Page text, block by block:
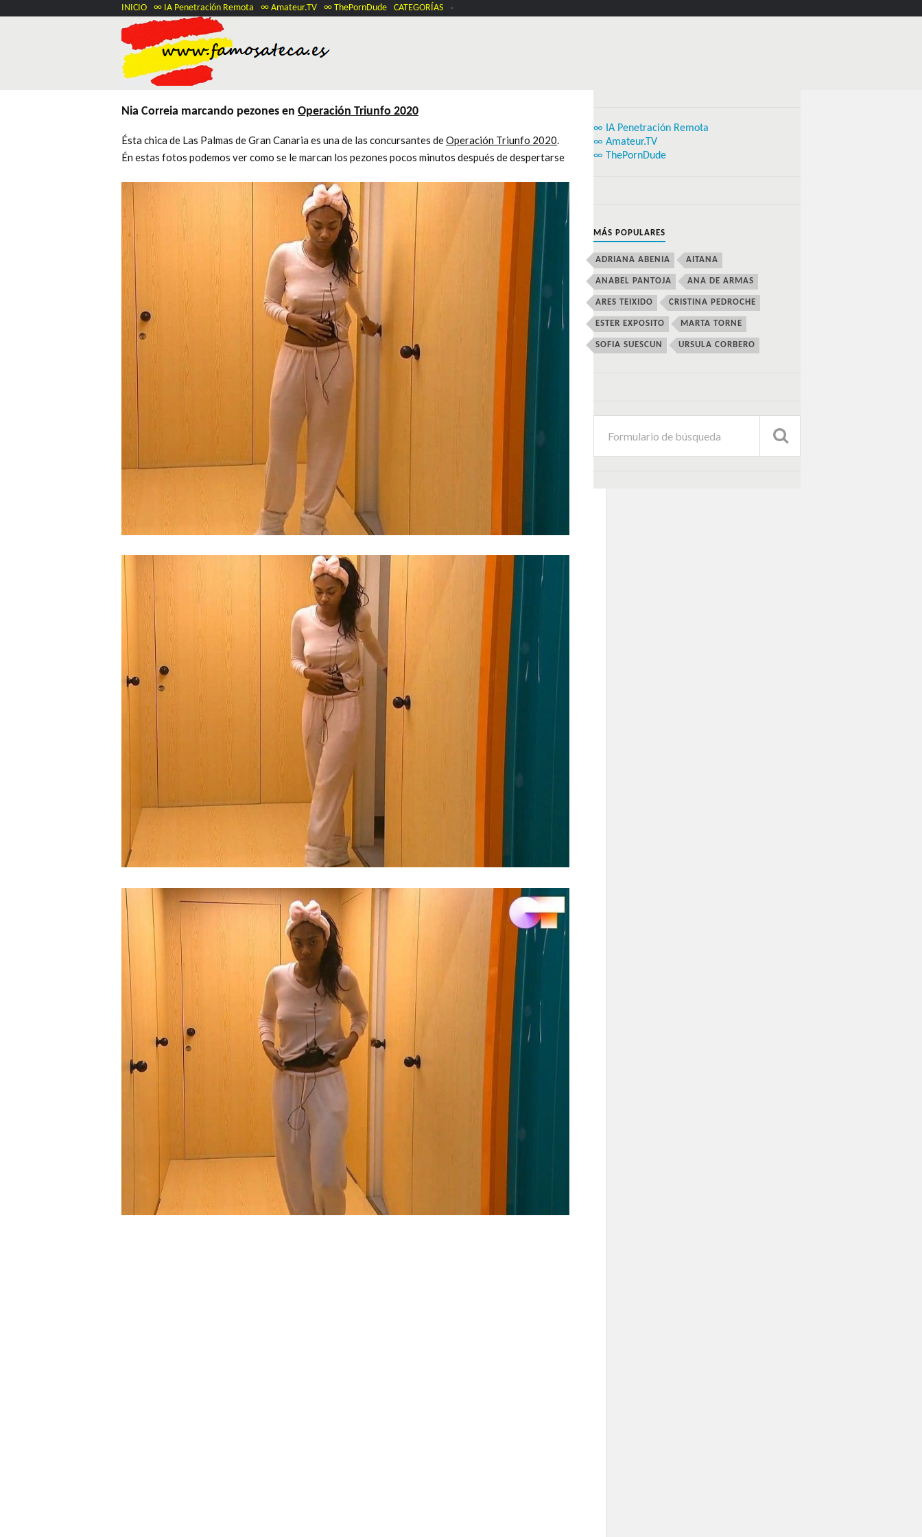
INICIO ∞ IA Penetración Remota ∞ Amateur.TV ∞ ThePornDude CATEGORÍAS
Nia Correia marcando pezones en Operación Triunfo 2020
Ésta chica de Las Palmas de Gran Canaria es una de las concursantes deOperación Triunfo 2020.
Én estas fotos podemos ver como se le marcan los pezones pocos minutos después de despertarse
∞ IA Penetración Remota
∞ Amateur.TV
∞ ThePornDude
MÁS POPULARES
ADRIANA ABENIA AITANA
ANABEL PANTOJA ANA DE ARMAS
ARES TEIXIDO CRISTINA PEDROCHE
ESTER EXPOSITO MARTA TORNE
SOFIA SUESCUN URSULA CORBERO